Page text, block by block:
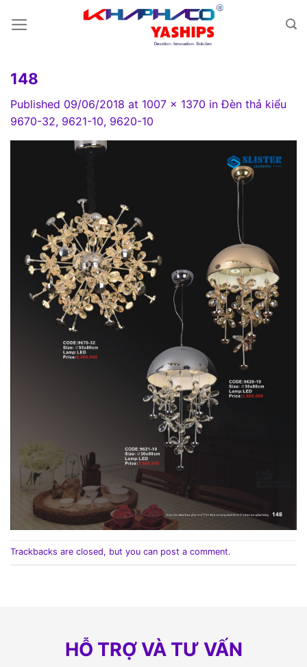
148
Published 09/06/2018 at 1007 × 1370 inĐèn thả kiểu
9670-32, 9621-10, 9620-10
Trackbacks are closed, but you can post a comment.
HỖ TRỢ VÀ TƯ VẤN